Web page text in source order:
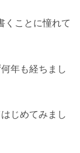
くことに憧れて
年も経ちまし
じめてみまし